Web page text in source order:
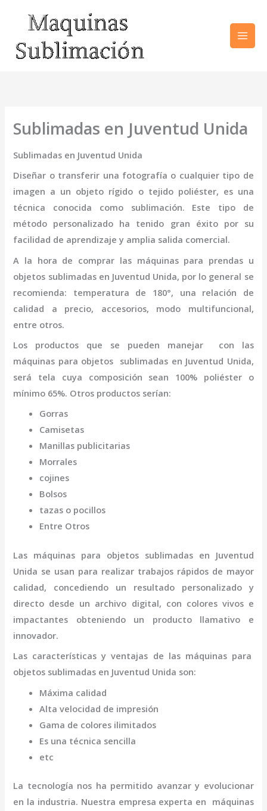
contenido
Sublimadas en Juventud Unida
Sublimadas en Juventud Unida
Diseñar o transferir una fotografía o cualquier tipo de
imagen a un objeto rígido o tejido poliéster, es una
técnica conocida como sublimación. Este tipo de
método personalizado ha tenido gran éxito por su
facilidad de aprendizaje y amplia salida comercial.
A la hora de comprar las máquinas para prendas u
objetos sublimadas en Juventud Unida, por lo general se
recomienda: temperatura de 180°, una relación de
calidad a precio, accesorios, modo multifuncional,
entre otros.
Los productos que se pueden manejar con las
máquinas para objetos sublimadas en Juventud Unida,
será tela cuya composición sean 100% poliéster o
mínimo 65%. Otros productos serían:
Gorras
Camisetas
Manillas publicitarias
Morrales
cojines
Bolsos
tazas o pocillos
Entre Otros
Las máquinas para objetos sublimadasen Juventud
Unida se usan para realizar trabajos rápidos de mayor
calidad, concediendo un resultado personalizado y
directo desde un archivo digital, con colores vivos e
impactantes obteniendo un producto llamativo e
innovador.
Las características y ventajas de las máquinas para
objetos sublimadas en Juventud Unida son:
Máxima calidad
Alta velocidad de impresión
Gama de colores ilimitados
Es una técnica sencilla
etc
La tecnología nos ha permitido avanzar y evolucionar
en la industria. Nuestra empresa experta en máquinas